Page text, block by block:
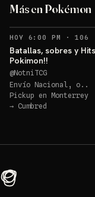
Más en Pokémon
HOY 6:00 PM ·106
Batallas, sobres y Hits
Pokimon!!
@NotniTCG
Envío Nacional, o..
Pickup en Monterrey
→ Cumbred